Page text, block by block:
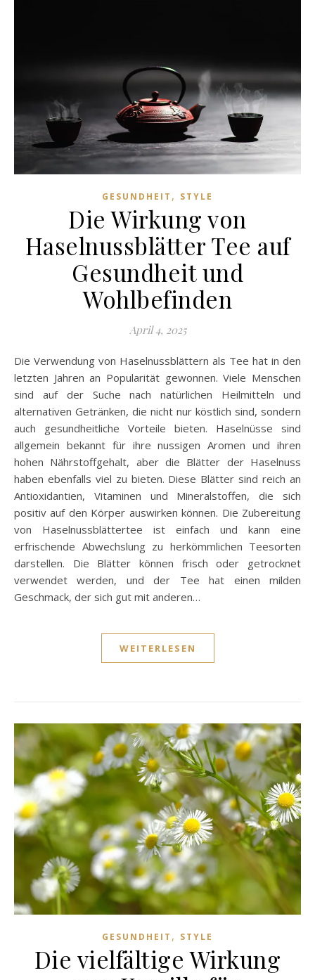
GESUNDHEIT , STYLE
Die Wirkung von
Haselnussblätter Tee auf
Gesundheit und
Wohlbefinden
April 4, 2025
Die Verwendung von Haselnussblättern als Tee hat in den
letzten Jahren an Popularität gewonnen. Viele Menschen
sind auf der Suche nach natürlichen Heilmitteln und
alternativen Getränken, die nicht nur köstlich sind, sondern
auch gesundheitliche Vorteile bieten. Haselnüsse sind
allgemein bekannt für ihre nussigen Aromen und ihren
hohen Nährstoffgehalt, aber die Blätter der Haselnuss
haben ebenfalls viel zu bieten. Diese Blätter sind reich an
Antioxidantien, Vitaminen und Mineralstoffen, die sich
positiv auf den Körper auswirken können. Die Zubereitung
von Haselnussblättertee ist einfach und kann eine
erfrischende Abwechslung zu herkömmlichen Teesorten
darstellen. Die Blätter können frisch oder getrocknet
verwendet werden, und der Tee hat einen milden
Geschmack, der sich gut mit anderen…
WEITERLESEN
GESUNDHEIT , STYLE
Die vielfältige Wirkung